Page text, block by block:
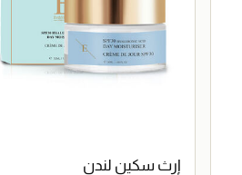
إرث سكين لندن